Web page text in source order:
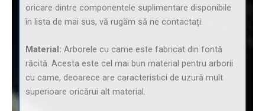
oricare dintre componentele suplimentare disponibile
în lista de mai sus, vă rugăm să ne contactați.
Material: Arborele cu came este fabricat din fontă
răcită. Acesta este cel mai bun material pentru arborii
cu came, deoarece are caracteristici de uzură mult
superioare oricărui alt material.